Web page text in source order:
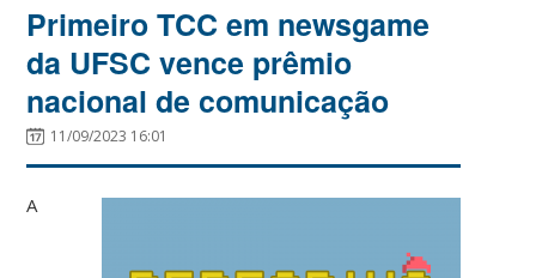
Primeiro TCC em newsgame
da UFSC vence prêmio
nacional de comunicação
11/09/2023 16:01
A